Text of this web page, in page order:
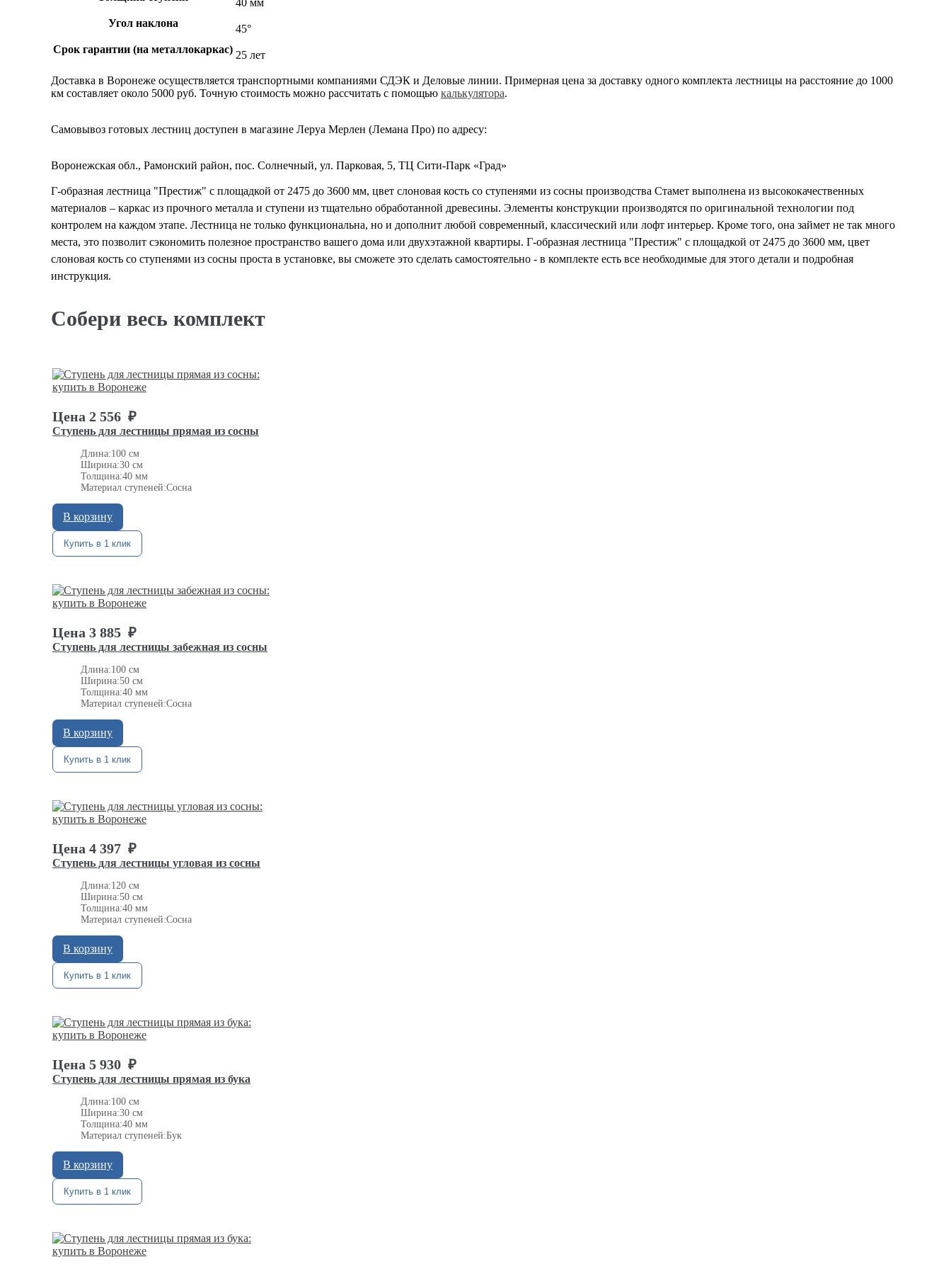
Угол наклона
45°
Срок гарантии (на металлокаркас) 25 лет
Доставка в Воронеже осуществляется транспортными компаниями СДЭК и Деловые линии. Примерная цена за доставку одного комплекта лестницы на расстояние до 1000
км составляет около 5000 руб. Точную стоимость можно рассчитать с помощью калькулятора.
Самовывоз готовых лестниц доступен в магазине Леруа Мерлен (Лемана Про) по адресу:
Воронежская обл., Рамонский район, пос. Солнечный, ул. Парковая, 5, ТЦ Сити-Парк «Град»
Г-образная лестница "Престиж" с площадкой от 2475 до 3600 мм, цвет слоновая кость со ступенями из сосны производства Стамет выполнена из высококачественных
материалов – каркас из прочного металла и ступени из тщательно обработанной древесины. Элементы конструкции производятся по оригинальной технологии под
контролем на каждом этапе. Лестница не только функциональна, но и дополнит любой современный, классический или лофт интерьер. Кроме того, она займет не так много
места, это позволит сэкономить полезное пространство вашего дома или двухэтажной квартиры. Г-образная лестница "Престиж" с площадкой от 2475 до 3600 мм, цвет
слоновая кость со ступенями из сосны проста в установке, вы сможете это сделать самостоятельно - в комплекте есть все необходимые для этого детали и подробная
инструкция.
Собери весь комплект
Цена 2 556 ₽
Ступень для лестницы прямая из сосны
Длина:100 см
Ширина:30 см
Толщина:40 мм
Материал ступеней:Сосна
В корзину
Купить в 1 клик
Цена 3 885 ₽
Ступень для лестницы забежная из сосны
Длина:100 см
Ширина:50 см
Толщина:40 мм
Материал ступеней:Сосна
В корзину
Купить в 1 клик
Цена 4 397 ₽
Ступень для лестницы угловая из сосны
Длина:120 см
Ширина:50 см
Толщина:40 мм
Материал ступеней:Сосна
В корзину
Купить в 1 клик
Цена 5 930 ₽
Ступень для лестницы прямая из бука
Длина:100 см
Ширина:30 см
Толщина:40 мм
Материал ступеней:Бук
В корзину
Купить в 1 клик